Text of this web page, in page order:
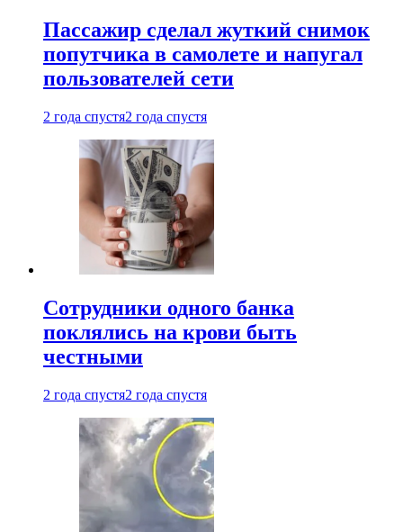
Пассажир сделал жуткий снимок
попутчика в самолете и напугал
пользователей сети
2 года спустя2 года спустя
Сотрудники одного банка
поклялись на крови быть
честными
2 года спустя2 года спустя